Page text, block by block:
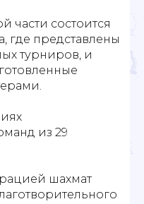
части состоится
где представлены
турниров, и
из 29
шахмат